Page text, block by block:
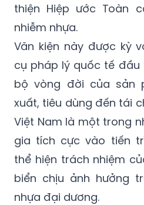
thiện Hiệp ước Toàn
nhiễm nhựa.
Văn kiện này được kỳ
cụ pháp lý quốc tế đầu
bộ vòng đời của sản
xuất, tiêu dùng đến tái
Việt Nam là một trong
gia tích cực vào tiến
thể hiện trách nhiệm
biển chịu ảnh hưởng
nhựa đại dương.